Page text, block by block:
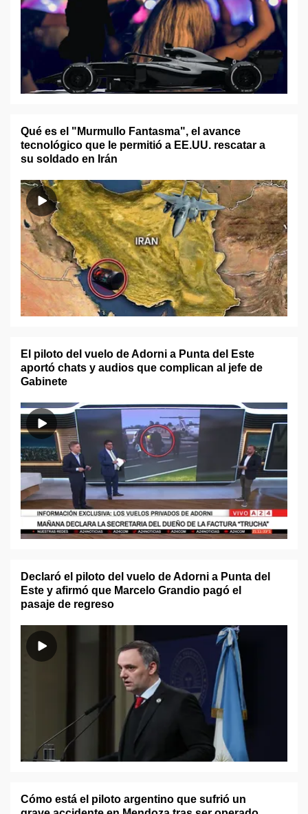
Qué es el "Murmullo Fantasma", el avance
tecnológico que le permitió a EE.UU. rescatar a
su soldado en Irán
El piloto del vuelo de Adorni a Punta del Este
aportó chats y audios que complican al jefe de
Gabinete
Declaró el piloto del vuelo de Adorni a Punta del
Este y afirmó que Marcelo Grandio pagó el
pasaje de regreso
Cómo está el piloto argentino que sufrió un